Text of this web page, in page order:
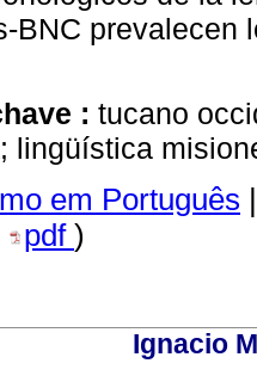
BNC prevalecen
: tucano
lingüística
em Português |
pdf )
Ignacio